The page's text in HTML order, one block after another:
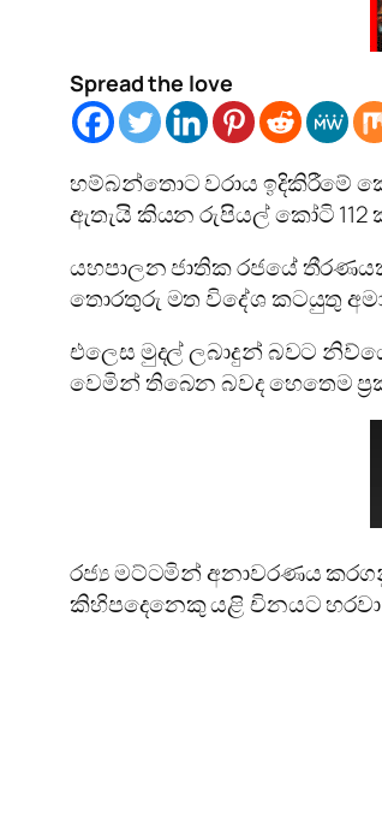
Spread the love
හම්බන්තොට වරාය ඉදිකිරීමේ
ඇතැයි කියන රුපියල් කෝටි 112
යහපාලන ජාතික රජයේ
තොරතුරු මත විදේශ කටයුතු
එලෙස මුදල් ලබාදුන් බවට
වෙමින් තිබෙන බවද හෙතෙම
රජ්‍ය මට්ටමින් අනාවරණය
කිහිපදෙනෙකු යළි චිනයට